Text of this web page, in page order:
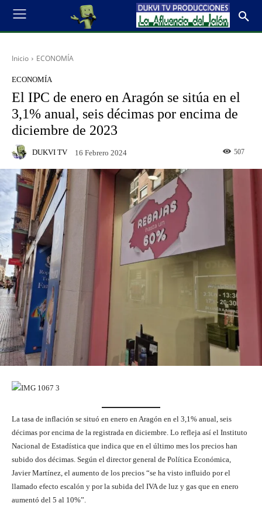
Inicio ECONOMÍA
ECONOMÍA
El IPC de enero en Aragón se sitúa en el
3,1% anual, seis décimas por encima de
diciembre de 2023
DUKVI TV 16 Febrero 2024 507
La tasa de inflación se situó en enero en Aragón en el 3,1% anual, seis
décimas por encima de la registrada en diciembre. Lo refleja así el Instituto
Nacional de Estadística que indica que en el último mes los precios han
subido dos décimas. Según el director general de Política Económica,
Javier Martínez, el aumento de los precios “se ha visto influido por el
llamado efecto escalón y por la subida del IVA de luz y gas que en enero
aumentó del 5 al 10%”.